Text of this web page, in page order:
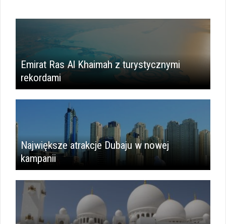
Emirat Ras Al Khaimah z turystycznymi
rekordami
Największe atrakcje Dubaju w nowej
kampanii